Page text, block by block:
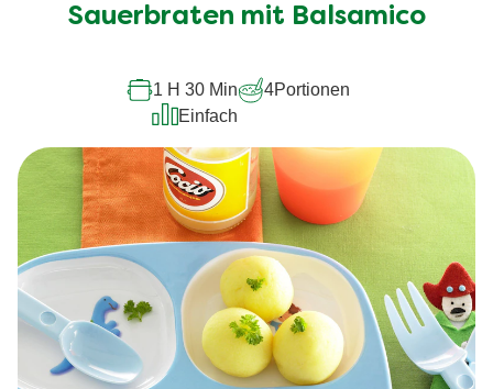
für
recipe
abgegeben
Sauerbraten mit Balsamico
1 H 30 Min 4Portionen
Einfach